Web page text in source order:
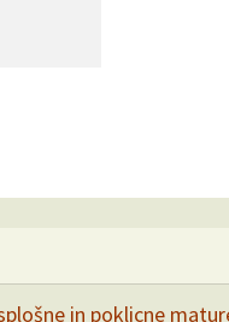
in poklicne